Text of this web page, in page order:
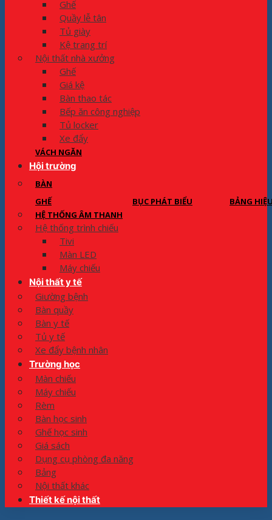
Ghế
Quầy lễ tân
Tủ giày
Kệ trang trí
Nội thất nhà xưởng
Ghế
Giá kệ
Bàn thao tác
Bếp ăn công nghiệp
Tủ locker
Xe đẩy
VÁCH NGĂN
Hội trường
BÀN
GHẾ
BỤC PHÁT BIỂU
BẢNG
HỆ THỐNG ÂM THANH
Hệ thống trình chiếu
Tivi
Màn LED
Máy chiếu
Nội thất y tế
Giường bệnh
Bàn quầy
Bàn y tế
Tủ y tế
Xe đẩy bệnh nhân
Trường học
Màn chiếu
Máy chiếu
Rèm
Bàn học sinh
Ghế học sinh
Giá sách
Dụng cụ phòng đa năng
Bảng
Nội thất khác
Thiết kế nội thất